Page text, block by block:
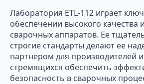
Лаборатория ETL-112 играет
обеспечении высокого качества
сварочных аппаратов. Ее
строгие стандарты делают ее
партнером для производителей
стремящихся обеспечить
безопасность в сварочных